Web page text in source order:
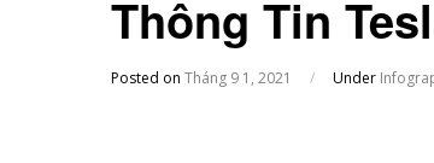
Thông Tin
Posted on Tháng 9 1, 2021 / Under